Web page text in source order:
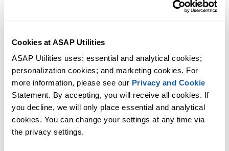
Cookies at ASAP Utilities
ASAP Utilities uses: essential and analytical cookies;
personalization cookies; and marketing cookies. For
more information, please see our Privacy and Cookie
Statement. By accepting, you will receive all cookies. If
you decline, we will only place essential and analytical
cookies. You can change your settings at any time via
the privacy settings.
Strumenti pratici che molti utenti di Excel vorrebbero integrati in
Excel.